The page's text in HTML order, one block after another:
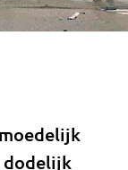
dodelijk